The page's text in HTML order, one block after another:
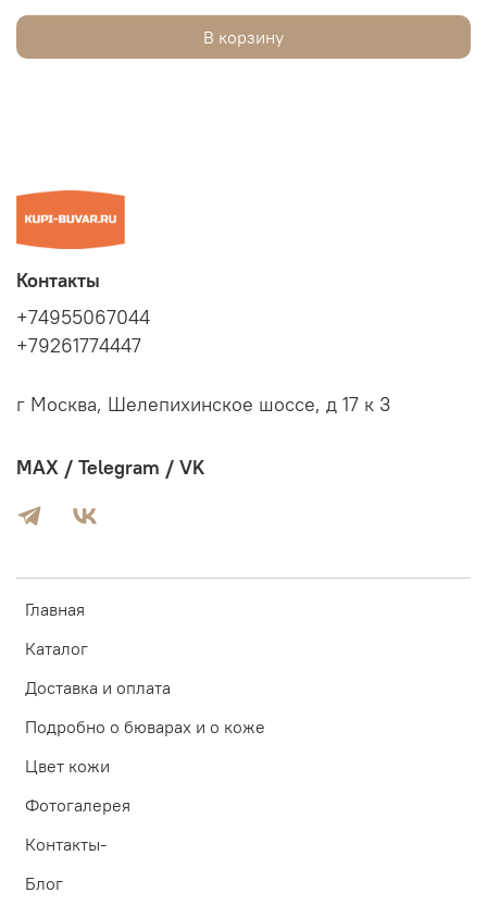
В корзину
Главная
Каталог
Доставка и оплата
Подробно о бюварах и о коже
Цвет кожи
Фотогалерея
Контакты-
Блог
Контакты
+74955067044
+79261774447
г Москва, Шелепихинское шоссе, д 17 к 3
MAX / Telegram / VK